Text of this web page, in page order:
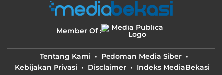
Member Of :
Tentang Kami
Pedoman Media Siber
Kebijakan Privasi
Disclaimer Indeks MediaBekasi